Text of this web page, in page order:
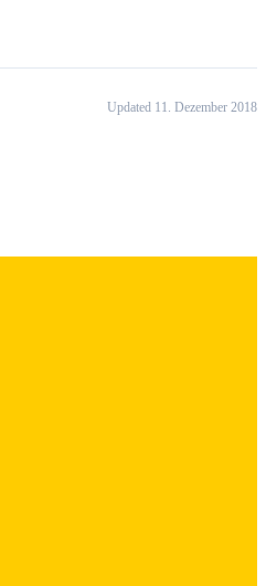
Updated 11. Dezember 2018